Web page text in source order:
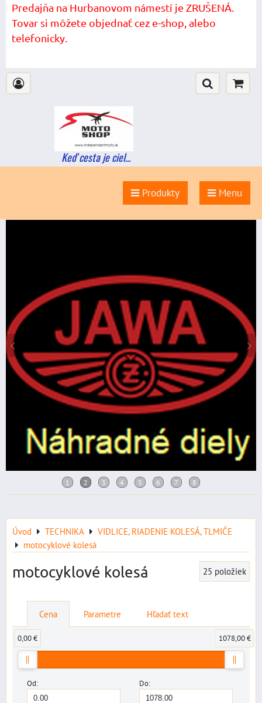
Predajňa na Hurbanovom námestí je ZRUŠENÁ.
Tovar si môžete objednať cez e-shop, alebo
telefonicky.
Keď cesta je ciel...
Produkty Menu
Úvod TECHNIKA
VIDLICE, RIADENIE KOLESÁ, TLMIČE
motocyklové kolesá
motocyklové kolesá 25 položiek
Cena Parametre Hľadať text
Od: Do:
0,00 € 1078,00 €